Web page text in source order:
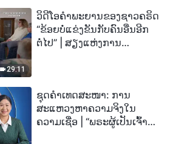
29:11
ວິດີໂອຄຳພະຍານຂອງຊາວຄຣິດ
“ຂ້ອຍບໍ່ແຂ່ງຂັນກັບຄົນອື່ນອີກ
ຕໍ່ໄປ” | ສຽງແຫ່ງການ
ຊຸດຄຳເທດສະໜາ: ການ
ສະແຫວງຫາຄວາມຈິງໃນ
ຄວາມເຊື່ອ | “ພຣະຜູ້ເປັນເຈົ້າຈະ